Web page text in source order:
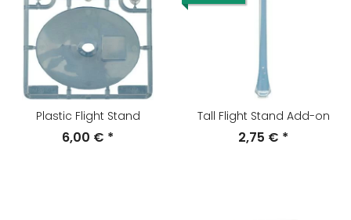
Plastic Flight Stand
6,00 € *
Tall Flight Stand Add-on
2,75 € *